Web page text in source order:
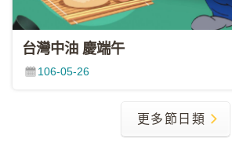
台灣中油 慶端午
106-05-26
更多節日類